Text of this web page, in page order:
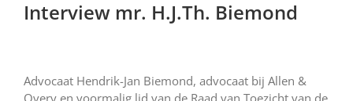
Interview mr. H.J.Th. Biemond
Advocaat Hendrik-Jan Biemond, advocaat bij Allen &